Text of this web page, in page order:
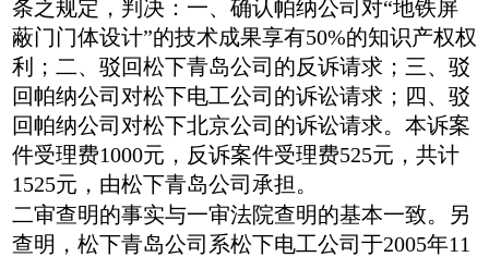
条之规定，判决：一、确认帕纳公司对“地铁屏
蔽门门体设计”的技术成果享有50%的知识产权权
利；二、驳回松下青岛公司的反诉请求；三、驳
回帕纳公司对松下电工公司的诉讼请求；四、驳
回帕纳公司对松下北京公司的诉讼请求。本诉案
件受理费1000元，反诉案件受理费525元，共计
1525元，由松下青岛公司承担。
二审查明的事实与一审法院查明的基本一致。另
查明，松下青岛公司系松下电工公司于2005年11